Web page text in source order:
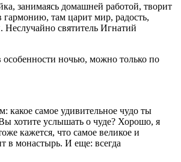
занимаясь домашней работой, творит
гармонию, там царит мир, радость,
святитель Игнатий
ночью, можно только по
самое удивительное чудо ты
хотите услышать о чуде? Хорошо, я
кажется, что самое великое и
в монастырь. И еще: всегда